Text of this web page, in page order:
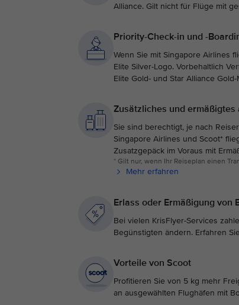
Alliance. Gilt nicht für Flüge mit
Priority-Check-in und -
Wenn Sie mit Singapore Airlines
Elite Silver-Logo. Vorbehaltlich
Elite Gold- und Star Alliance
Zusätzliches und
Sie sind berechtigt, je nach
Singapore Airlines und Scoot*
Zusatzgepäck im Voraus mit
* Gilt nur, wenn Ihr Reiseplan einen
Mehr erfahren
Erlass oder Ermäßigung von
Bei vielen KrisFlyer-Services
Begünstigten ändern. Erfahren
Vorteile von Scoot
Profitieren Sie von 5 kg mehr
an ausgewählten Flughäfen mit